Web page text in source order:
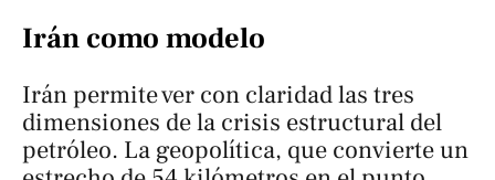
Irán como modelo
Irán permite ver con claridad las tres
dimensiones de la crisis estructural del
petróleo. La geopolítica, que convierte un